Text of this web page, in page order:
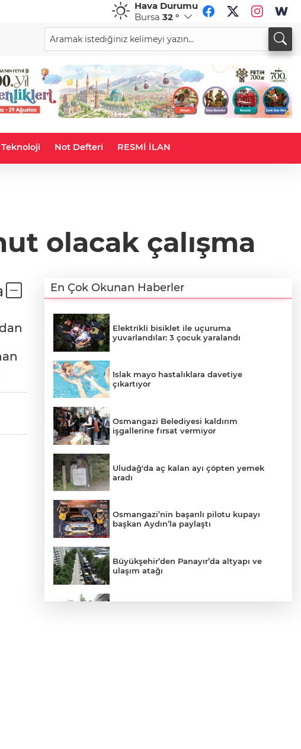
Hava Durumu
Bursa 32 °
CHF
59,0083%0,82
34,1883
Not Defteri RESMİ İLAN
olacak çalışma
En Çok Okunan Haberler
Elektrikli bisiklet ile uçuruma
yuvarlandılar: 3 çocuk yaralandı
Islak mayo hastalıklara davetiye
çıkartıyor
Osmangazi Belediyesi kaldırım
işgallerine fırsat vermiyor
Uludağ'da aç kalan ayı çöpten yemek
aradı
Osmangazi’nin başarılı pilotu kupayı
başkan Aydın’la paylaştı
Büyükşehir’den Panayır’da altyapı ve
ulaşım atağı